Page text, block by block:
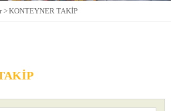
>KONTEYNER TAKİP